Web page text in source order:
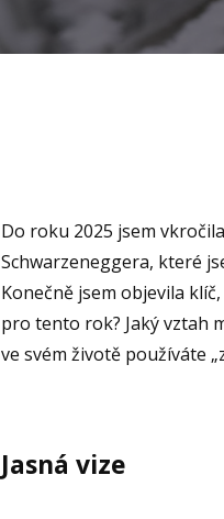
Do roku 2025 jsem
Schwarzeneggera, které
Konečně jsem objevila
pro tento rok? Jaký vztah
ve svém životě používáte
Jasná vize